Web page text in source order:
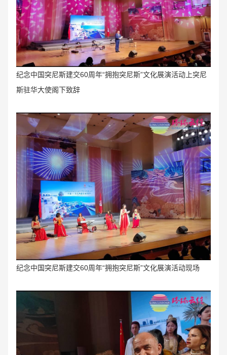
纪念中国突尼斯建交60周年“拥抱突尼斯”文化展演活动上突尼
斯驻华大使阁下致辞
纪念中国突尼斯建交60周年“拥抱突尼斯”文化展演活动现场